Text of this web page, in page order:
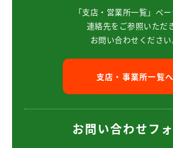
「支店・営業所一覧」ペ
連絡先をご参照いただき
お問い合わせください
支店・事業所一覧へ
お問い合わせフ